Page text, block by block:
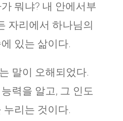
뭐냐? 내 안에서부
자리에서 하나님의
있는 삶이다.
말이 오해되었다.
력을 알고, 그 인도
누리는 것이다.